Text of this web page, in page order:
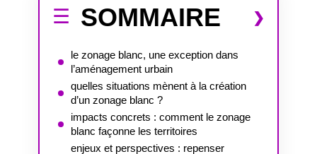
SOMMAIRE
le zonage blanc, une exception dans
l’aménagement urbain
quelles situations mènent à la création
d’un zonage blanc ?
impacts concrets : comment le zonage
blanc façonne les territoires
enjeux et perspectives : repenser